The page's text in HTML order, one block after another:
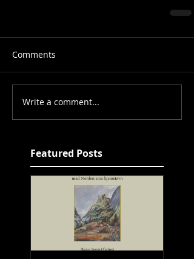
Featured Posts
Comments
Write a comment...